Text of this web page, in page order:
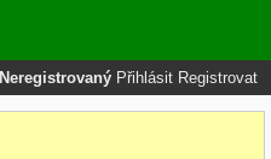
Neregistrovaný Přihlásit Registrovat